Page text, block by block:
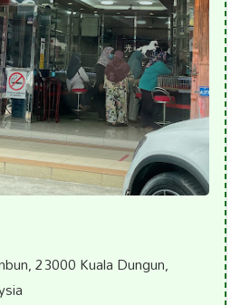
23000 Kuala Dungun,